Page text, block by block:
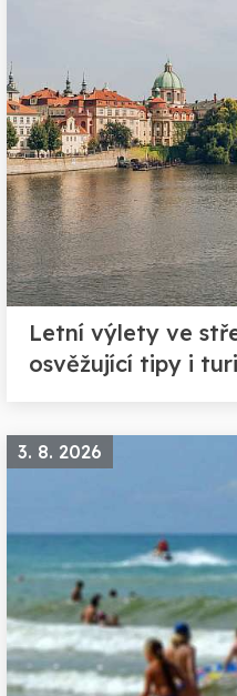
Letní výlety ve
osvěžující tipy i
3. 8. 2026